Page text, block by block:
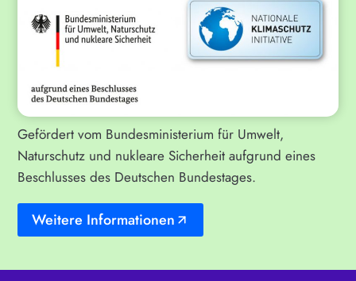
Gefördert vom Bundesministerium für Umwelt,
Naturschutz und nukleare Sicherheit aufgrund eines
Beschlusses des Deutschen Bundestages.
Weitere Informationen